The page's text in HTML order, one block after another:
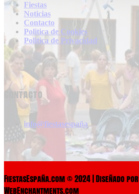
Fiestas
Noticias
Contacto
Politica de Cookies
Politica de Privacidad
Contacto
info@fiestasespaña
FiestasEspaña.com © 2024 | Diseñado por
WebEnchantments.com